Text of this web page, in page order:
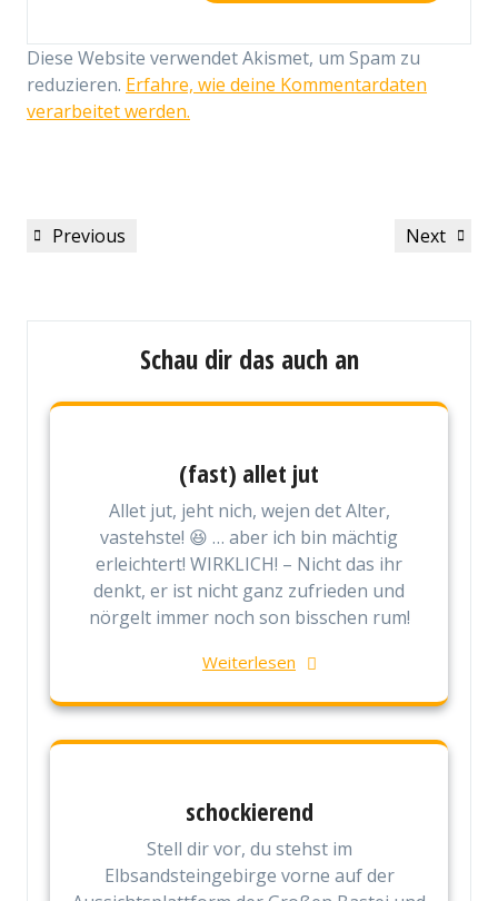
Diese Website verwendet Akismet, um Spam zu
reduzieren. Erfahre, wie deine Kommentardaten
verarbeitet werden.
Beitragsnavigation
Previous
Previous
Next
Next
Schau dir das auch an
(fast) allet jut
Allet jut, jeht nich, wejen det Alter,
vastehste! 😆 … aber ich bin mächtig
erleichtert! WIRKLICH! – Nicht das ihr
denkt, er ist nicht ganz zufrieden und
nörgelt immer noch son bisschen rum!
Weiterlesen
schockierend
Stell dir vor, du stehst im
Elbsandsteingebirge vorne auf der